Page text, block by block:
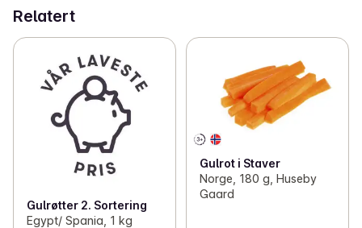
Relatert
Gulrøtter 2. Sortering
Egypt/ Spania, 1 kg
Gulrot i Staver
Norge, 180 g, Huseby
Gaard